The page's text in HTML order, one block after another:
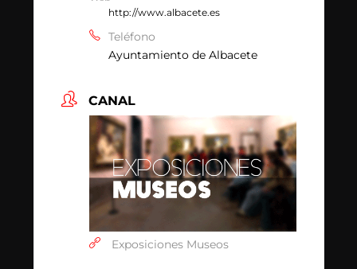
http://www.albacete.es
Teléfono
Ayuntamiento de Albacete
CANAL
Exposiciones Museos